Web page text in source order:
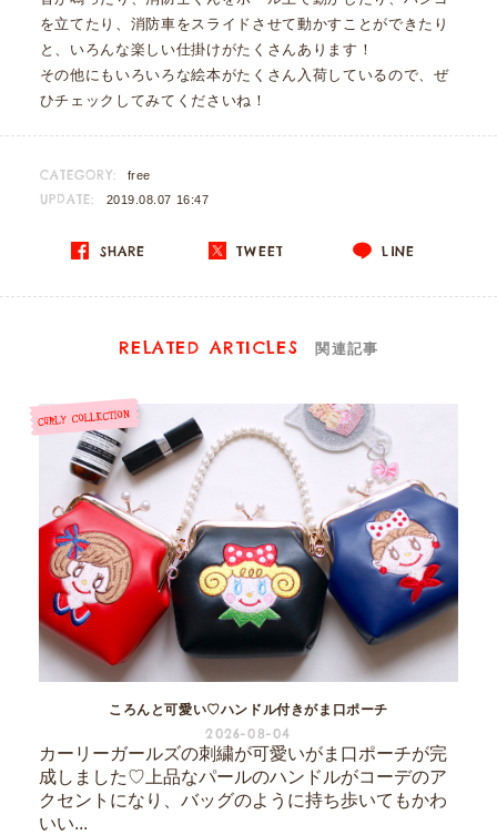
を立てたり、消防車をスライドさせて動かすことができたり
と、いろんな楽しい仕掛けがたくさんあります！
その他にもいろいろな絵本がたくさん入荷しているので、ぜ
ひチェックしてみてくださいね！
CATEGORY: free
UPDATE: 2019.08.07 16:47
SHARE TWEET LINE
RELATED ARTICLES 関連記事
ころんと可愛い♡ハンドル付きがま口ポーチ
2026-08-04
カーリーガールズの刺繍が可愛いがま口ポーチが完
成しました♡上品なパールのハンドルがコーデのア
クセントになり、バッグのように持ち歩いてもかわ
いい...